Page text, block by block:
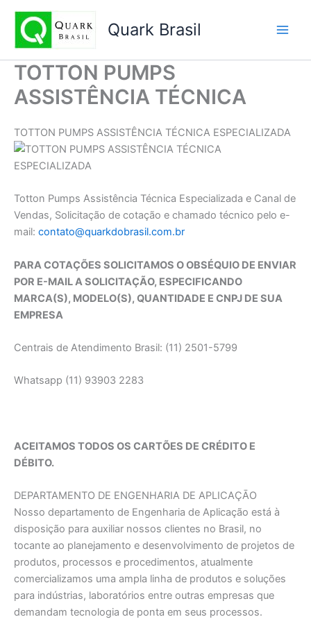
conteúdo
Quark Brasil
TOTTON PUMPS
ASSISTÊNCIA TÉCNICA
TOTTON PUMPS ASSISTÊNCIA TÉCNICA ESPECIALIZADA
Totton Pumps Assistência Técnica Especializada e Canal de
Vendas, Solicitação de cotação e chamado técnico pelo e-
mail: contato@quarkdobrasil.com.br
PARA COTAÇÕES SOLICITAMOS O OBSÉQUIO DE ENVIAR
POR E-MAIL A SOLICITAÇÃO, ESPECIFICANDO
MARCA(S), MODELO(S), QUANTIDADE E CNPJ DE SUA
EMPRESA
Centrais de Atendimento Brasil: (11) 2501-5799
Whatsapp (11) 93903 2283
ACEITAMOS TODOS OS CARTÕES DE CRÉDITO E
DÉBITO.
DEPARTAMENTO DE ENGENHARIA DE APLICAÇĀO
Nosso departamento de Engenharia de Aplicação está à
disposição para auxiliar nossos clientes no Brasil, no
tocante ao planejamento e desenvolvimento de projetos de
produtos, processos e procedimentos, atualmente
comercializamos uma ampla linha de produtos e soluções
para indústrias, laboratórios entre outras empresas que
demandam tecnologia de ponta em seus processos.